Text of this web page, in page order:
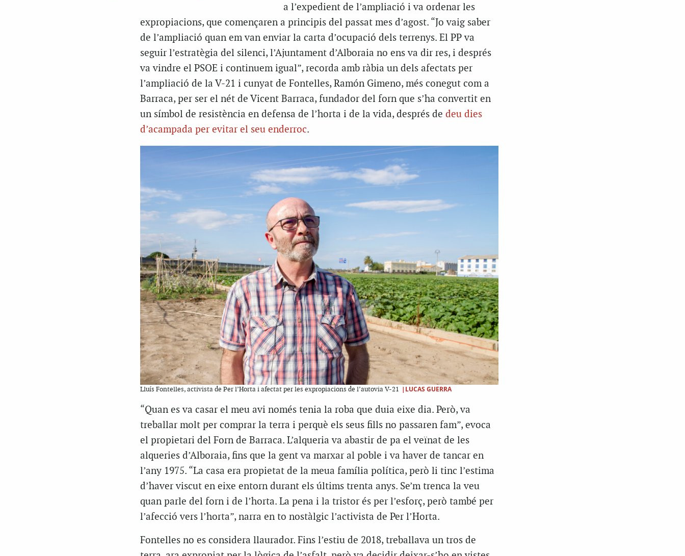
a l’expedient de l’ampliació i va ordenar les
expropiacions, que començaren a principis del passat mes d’agost. “Jo vaig saber
de l’ampliació quan em van enviar la carta d’ocupació dels terrenys. El PP va
seguir l’estratègia del silenci, l’Ajuntament d’Alboraia no ens va dir res, i després
va vindre el PSOE i continuem igual”, recorda amb ràbia un dels afectats per
l’ampliació de la V-21 i cunyat de Fontelles, Ramón Gimeno, més conegut com a
Barraca, per ser el nét de Vicent Barraca, fundador del forn que s’ha convertit en
un símbol de resistència en defensa de l’horta i de la vida, després de deu dies
d’acampada per evitar el seu enderroc.
Lluís Fontelles, activista de Per l’Horta i afectat per les expropiacions de l’autovia V-21 |LUCAS GUERRA
“Quan es va casar el meu avi només tenia la roba que duia eixe dia. Però, va
treballar molt per comprar la terra i perquè els seus fills no passaren fam”, evoca
el propietari del Forn de Barraca. L’alqueria va abastir de pa el veïnat de les
alqueries d’Alboraia, fins que la gent va marxar al poble i va haver de tancar en
l’any 1975. “La casa era propietat de la meua família política, però li tinc l’estima
d’haver viscut en eixe entorn durant els últims trenta anys. Se’m trenca la veu
quan parle del forn i de l’horta. La pena i la tristor és per l’esforç, però també per
l’afecció vers l’horta”, narra en to nostàlgic l’activista de Per l’Horta.
Fontelles no es considera llaurador. Fins l’estiu de 2018, treballava un tros de